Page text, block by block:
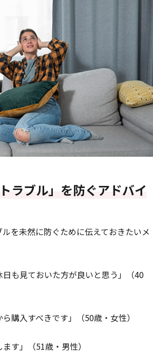
ラブル」を防ぐアドバイ
を未然に防ぐために伝えておきたいメ
も見ておいた方が良いと思う」（40
購入すべきです」（50歳・女性）
す」（51歳・男性）